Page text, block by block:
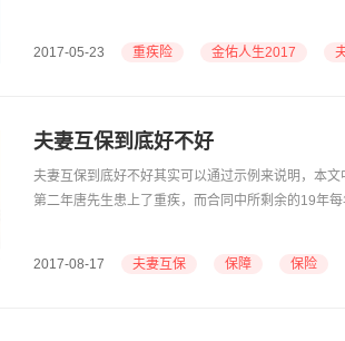
2017-05-23 重疾险 金佑人生2017
夫妻互保到底好不好
夫妻互保到底好不好其实可以通过示例来说明，本
第二年唐先生患上了重疾，而合同中所剩余的19年
2017-08-17 夫妻互保 保障 保险